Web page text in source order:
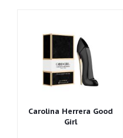
Carolina Herrera Good
Girl